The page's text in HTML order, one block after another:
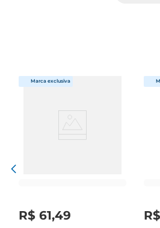
qualidade, o que
resistência. Este material
facilitando o manuseio e o
casa ou em eventos.
ergonomia. Seu tamanho e
R$ 61,49 R$